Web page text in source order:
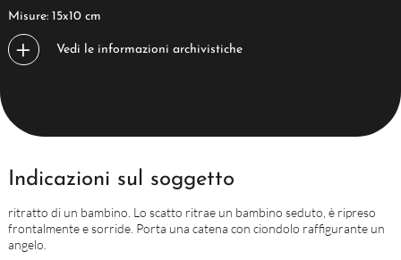
Misure: 15x10 cm
Vedi le informazioni archivistiche
Indicazioni sul soggetto
ritratto di un bambino. Lo scatto ritrae un bambino seduto, è ripreso
frontalmente e sorride. Porta una catena con ciondolo raffigurante un
angelo.